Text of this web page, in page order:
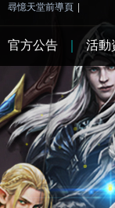
尋憶天堂前導頁